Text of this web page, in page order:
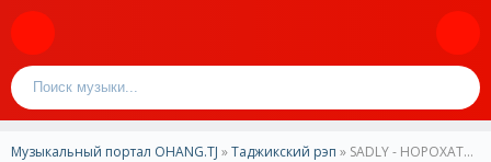
Музыкальный портал OHANG.TJ »Таджикский рэп » SADLY - НОРОХАТАМ